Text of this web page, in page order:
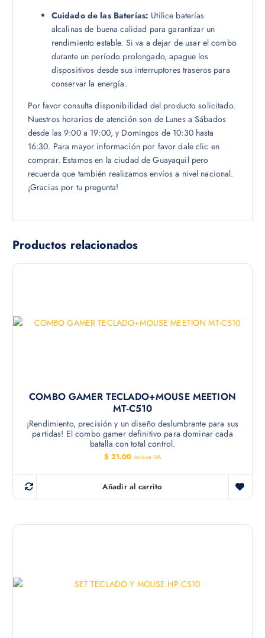
Cuidado de las Baterías: Utilice baterías
alcalinas de buena calidad para garantizar un
rendimiento estable. Si va a dejar de usar el combo
durante un período prolongado, apague los
dispositivos desde sus interruptores traseros para
conservar la energía.
Por favor consulta disponibilidad del producto solicitado.
Nuestros horarios de atención son de Lunes a Sábados
desde las 9:00 a 19:00, y Domingos de 10:30 hasta
16:30. Para mayor información por favor dale clic en
comprar. Estamos en la ciudad de Guayaquil pero
recuerda que también realizamos envíos a nivel nacional.
¡Gracias por tu pregunta!
Productos relacionados
COMBO GAMER TECLADO+MOUSE MEETION
MT-C510
¡Rendimiento, precisión y un diseño deslumbrante para sus
partidas! El combo gamer definitivo para dominar cada
batalla con total control.
$ 21.00 Incluye IVA
Añadir al carrito